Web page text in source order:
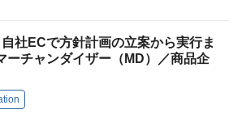
自社ECで方針計画の立案から実行ま
ーチャンダイザー（MD）／商品企